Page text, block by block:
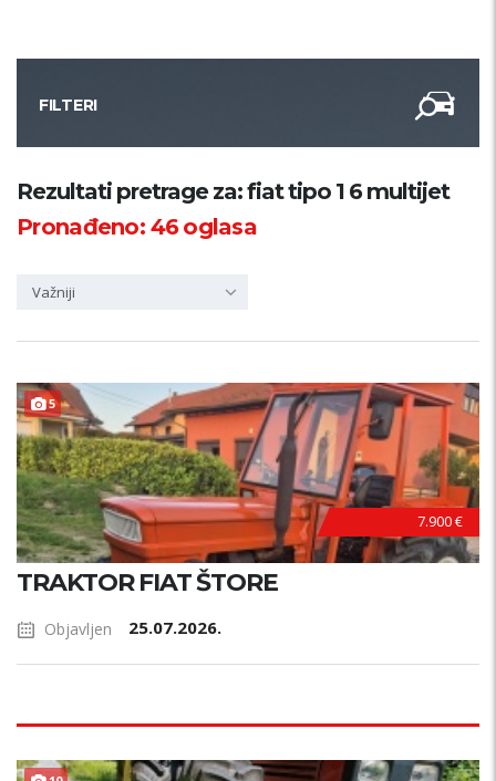
FILTERI
Kategorija
PRETRAŽI
Rezultati pretrage za: fiat tipo 1 6 multijet
Pronađeno:46oglasa
Važniji
5
7.900 €
TRAKTOR FIAT ŠTORE
Objavljen 25.07.2026.